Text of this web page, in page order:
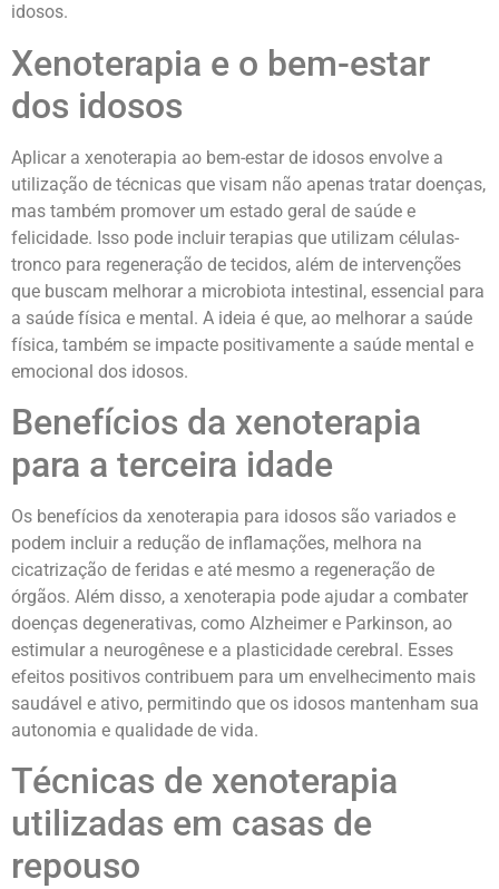
idosos.
Xenoterapia e o bem-estar
dos idosos
Aplicar a xenoterapia ao bem-estar de idosos envolve a
utilização de técnicas que visam não apenas tratar doenças,
mas também promover um estado geral de saúde e
felicidade. Isso pode incluir terapias que utilizam células-
tronco para regeneração de tecidos, além de intervenções
que buscam melhorar a microbiota intestinal, essencial para
a saúde física e mental. A ideia é que, ao melhorar a saúde
física, também se impacte positivamente a saúde mental e
emocional dos idosos.
Benefícios da xenoterapia
para a terceira idade
Os benefícios da xenoterapia para idosos são variados e
podem incluir a redução de inflamações, melhora na
cicatrização de feridas e até mesmo a regeneração de
órgãos. Além disso, a xenoterapia pode ajudar a combater
doenças degenerativas, como Alzheimer e Parkinson, ao
estimular a neurogênese e a plasticidade cerebral. Esses
efeitos positivos contribuem para um envelhecimento mais
saudável e ativo, permitindo que os idosos mantenham sua
autonomia e qualidade de vida.
Técnicas de xenoterapia
utilizadas em casas de
repouso